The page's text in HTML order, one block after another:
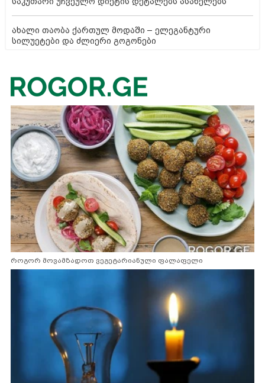
ახალი თაობა ქართულ მოდაში – ელეგანტური
სილუეტები და ძლიერი გოგონები
როგორ მოვამზადოთ ვეგეტარიანული ფალაფელი